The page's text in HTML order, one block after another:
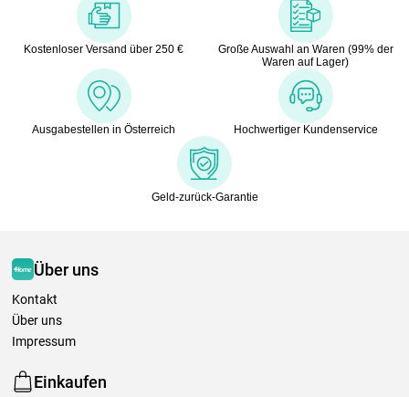
Kostenloser Versand über 250 €
Große Auswahl an Waren (99% der
Waren auf Lager)
Ausgabestellen in Österreich Hochwertiger Kundenservice
Geld-zurück-Garantie
Über uns
Kontakt
Über uns
Impressum
Einkaufen